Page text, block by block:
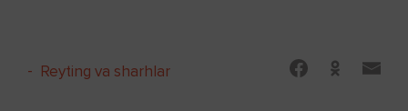
- Reyting va sharhlar